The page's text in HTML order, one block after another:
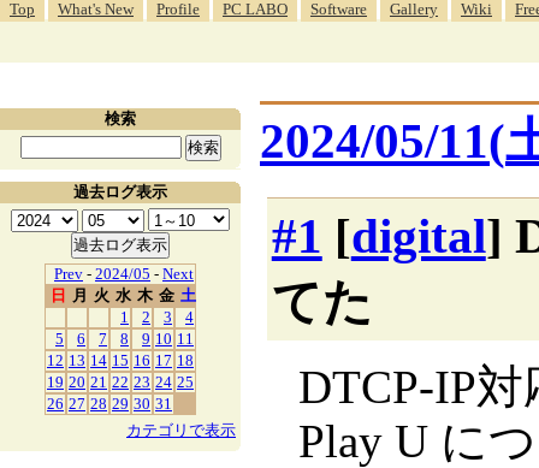
Top What's New Profile PC LABO Software Gallery Wiki
2024/05/11(
#1 [digital]
てた
DTCP-IP
Play U に
検索
過去ログ表示
Prev - 2024/05 - Next
日
月 火 水 木 金 土
1
2 3
4
5
6 7 8 9 10 11
12 13 14 15 16 17 18
19 20 21 22 23 24 25
26 27 28 29 30 31
カテゴリで表示